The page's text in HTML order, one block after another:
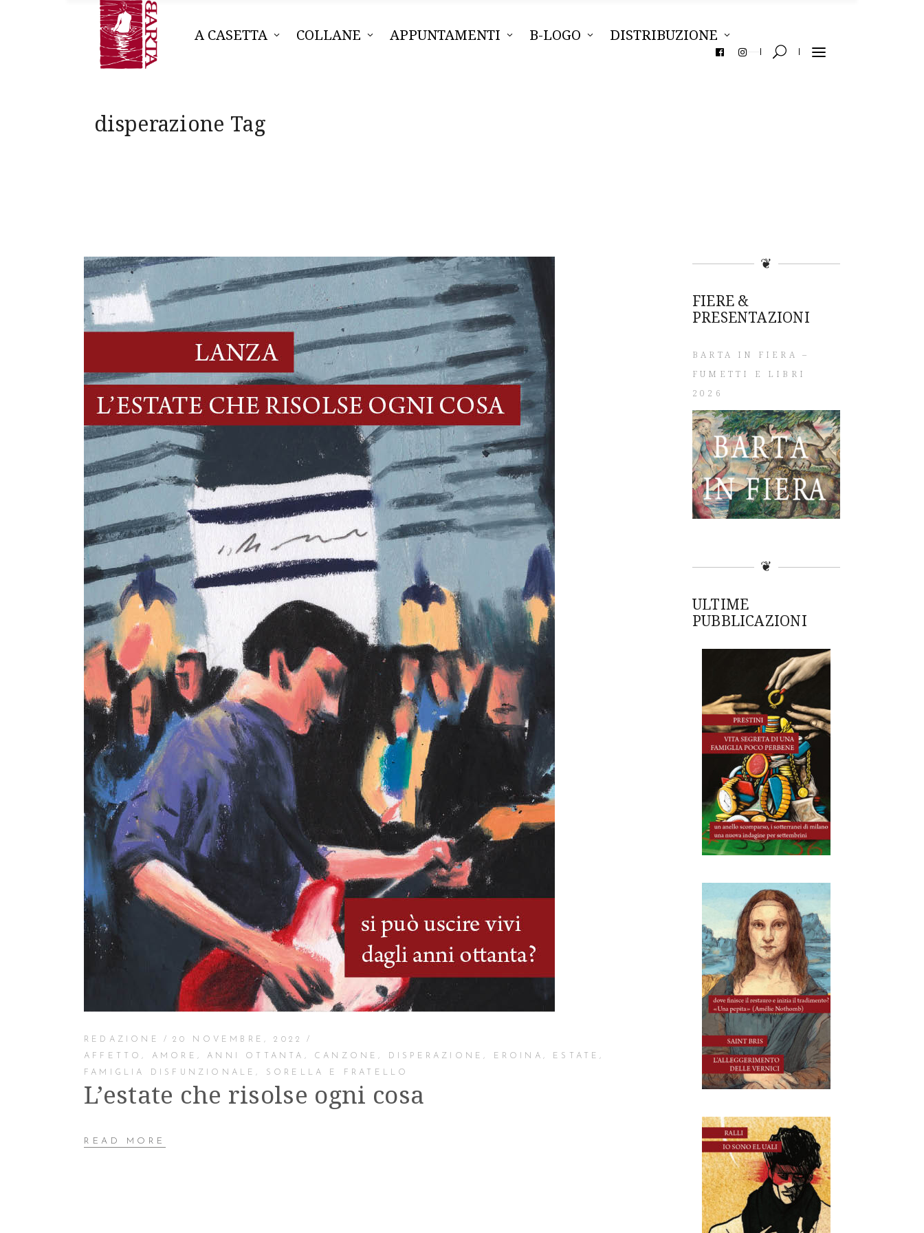
A CASETTA COLLANE APPUNTAMENTI B-LOGO DISTRIBUZIONE
disperazione Tag
REDAZIONE
20 NOVEMBRE, 2022
AFFETTO, AMORE , ANNI OTTANTA , CANZONE, DISPERAZIONE, EROINA , ESTATE,
FAMIGLIA DISFUNZIONALE, SORELLA E FRATELLO
L’estate che risolse ogni cosa
READ MORE
❦
FIERE &
PRESENTAZIONI
BARTA IN FIERA –
FUMETTI E LIBRI
2026
❦
ULTIME
PUBBLICAZIONI